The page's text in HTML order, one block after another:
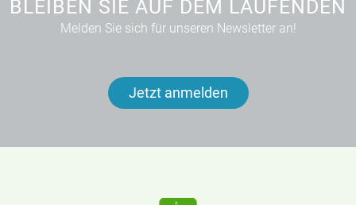
BLEIBEN SIE AUF DEM LAUFENDEN
Melden Sie sich für unseren Newsletter an!
Jetzt anmelden